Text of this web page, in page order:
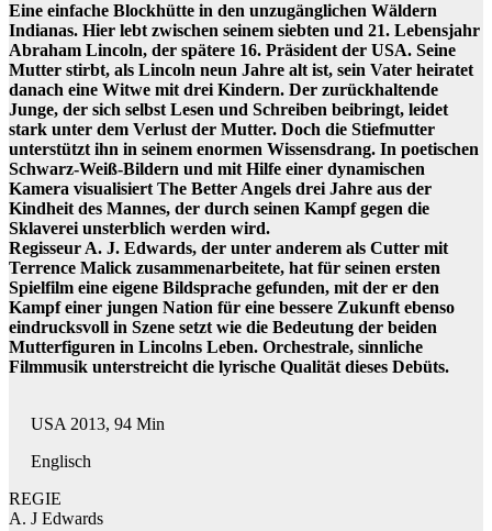
Eine einfache Blockhütte in den unzugänglichen Wäldern
Indianas. Hier lebt zwischen seinem siebten und 21. Lebensjahr
Abraham Lincoln, der spätere 16. Präsident der USA. Seine
Mutter stirbt, als Lincoln neun Jahre alt ist, sein Vater heiratet
danach eine Witwe mit drei Kindern. Der zurückhaltende
Junge, der sich selbst Lesen und Schreiben beibringt, leidet
stark unter dem Verlust der Mutter. Doch die Stiefmutter
unterstützt ihn in seinem enormen Wissensdrang. In poetischen
Schwarz-Weiß-Bildern und mit Hilfe einer dynamischen
Kamera visualisiert The Better Angels drei Jahre aus der
Kindheit des Mannes, der durch seinen Kampf gegen die
Sklaverei unsterblich werden wird.
Regisseur A. J. Edwards, der unter anderem als Cutter mit
Terrence Malick zusammenarbeitete, hat für seinen ersten
Spielfilm eine eigene Bildsprache gefunden, mit der er den
Kampf einer jungen Nation für eine bessere Zukunft ebenso
eindrucksvoll in Szene setzt wie die Bedeutung der beiden
Mutterfiguren in Lincolns Leben. Orchestrale, sinnliche
Filmmusik unterstreicht die lyrische Qualität dieses Debüts.
USA 2013, 94 Min
Englisch
REGIE
A. J Edwards